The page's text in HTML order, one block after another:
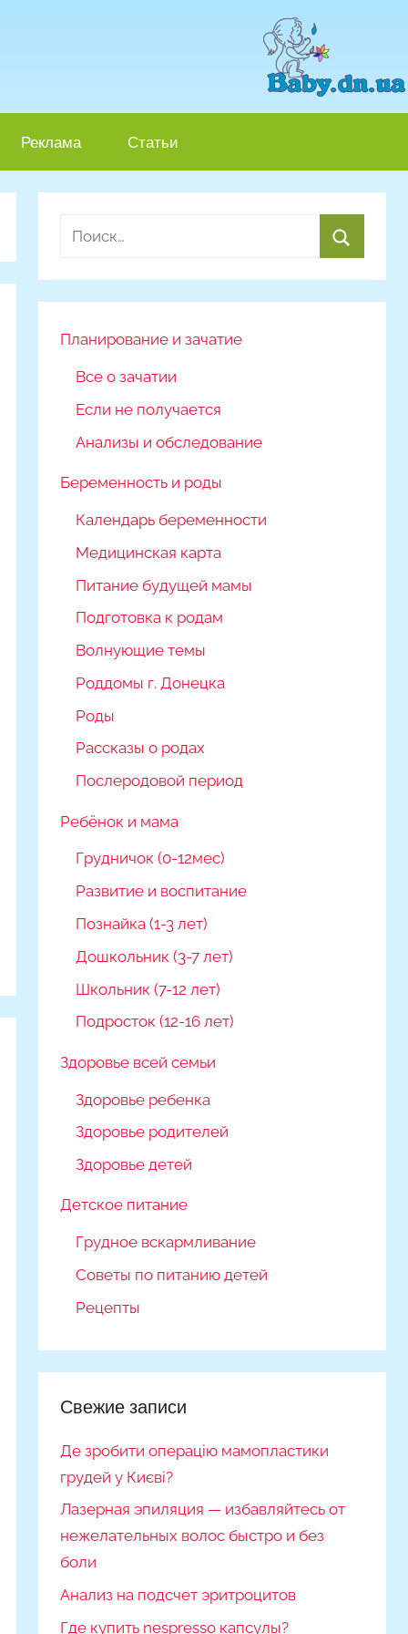
Реклама Статьи
Найти:
Планирование и зачатие
Все о зачатии
Если не получается
Анализы и обследование
Беременность и роды
Календарь беременности
Медицинская карта
Питание будущей мамы
Подготовка к родам
Волнующие темы
Роддомы г. Донецка
Роды
Рассказы о родах
Послеродовой период
Ребёнок и мама
Грудничок (0-12мес)
Развитие и воспитание
Познайка (1-3 лет)
Дошкольник (3-7 лет)
Школьник (7-12 лет)
Подросток (12-16 лет)
Здоровье всей семьи
Здоровье ребенка
Здоровье родителей
Здоровье детей
Детское питание
Грудное вскармливание
Советы по питанию детей
Рецепты
Свежие записи
Де зробити операцію мамопластики
грудей у Києві?
Лазерная эпиляция — избавляйтесь от
нежелательных волос быстро и без
боли
Анализ на подсчет эритроцитов
Где купить nespresso капсулы?